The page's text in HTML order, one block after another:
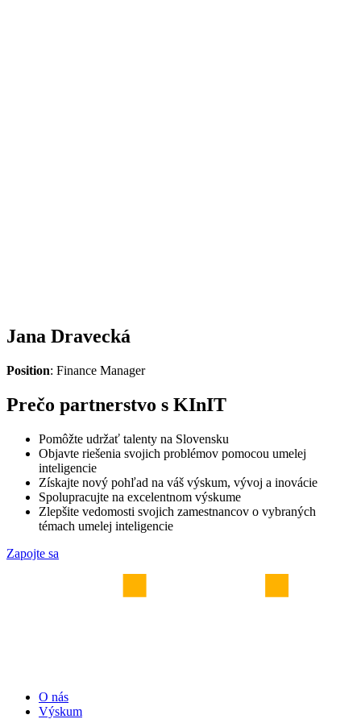
Jana Dravecká
Position: Finance Manager
Prečo partnerstvo s KInIT
Pomôžte udržať talenty na Slovensku
Objavte riešenia svojich problémov pomocou umelej
inteligencie
Získajte nový pohľad na váš výskum, vývoj a inovácie
Spolupracujte na excelentnom výskume
Zlepšite vedomosti svojich zamestnancov o vybraných
témach umelej inteligencie
Zapojte sa
O nás
Výskum